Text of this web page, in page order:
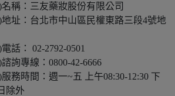
稱：三友藥妝股份有限公司
址：台北市中山區民權東路三段4號地
話： 02-2792-0501
詢專線：0800-42-6666
務時間：週一~五 上午08:30-12:30 下
除外